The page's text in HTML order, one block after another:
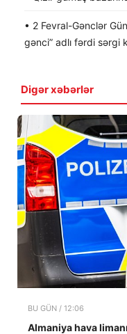
• 2 Fevral-Gənclər
gənci” adlı fərdi sərgi
Digər xəbərlər
BU GÜN / 12:06
Almaniya hava